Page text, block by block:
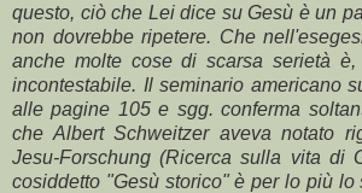
questo, ciò che Lei dice su Gesù è un
non dovrebbe ripetere. Che
anche molte cose di scarsa serietà è,
incontestabile. Il seminario americano
alle pagine 105 e sgg. conferma
che Albert Schweitzer aveva notato
Jesu-Forschung (Ricerca sulla vita di
cosiddetto "Gesù storico" è per lo più